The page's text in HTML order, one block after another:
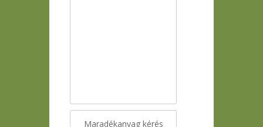
Maradékanyag kérés